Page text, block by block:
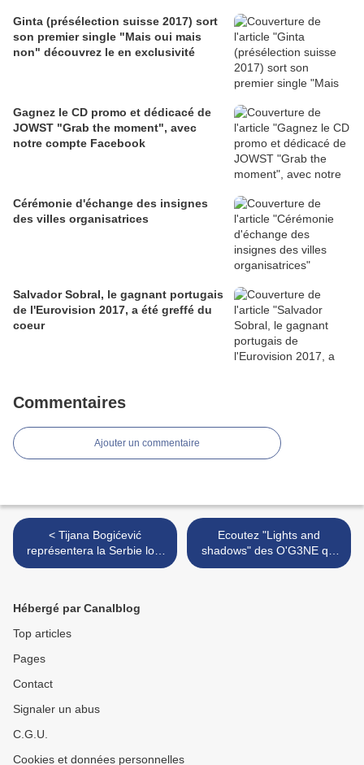
Ginta (présélection suisse 2017) sort
son premier single "Mais oui mais
non" découvrez le en exclusivité
Gagnez le CD promo et dédicacé de
JOWST "Grab the moment", avec
notre compte Facebook
Cérémonie d'échange des insignes
des villes organisatrices
Salvador Sobral, le gagnant portugais
de l'Eurovision 2017, a été greffé du
coeur
Commentaires
Ajouter un commentaire
< Tijana Bogićević
représentera la Serbie lors
de l'Eurovision 2017
Ecoutez "Lights and
shadows" des O'G3NE qui
portera les couleurs des
Hébergé par Canalblog
Top articles
Pages
Contact
Signaler un abus
C.G.U.
Cookies et données personnelles